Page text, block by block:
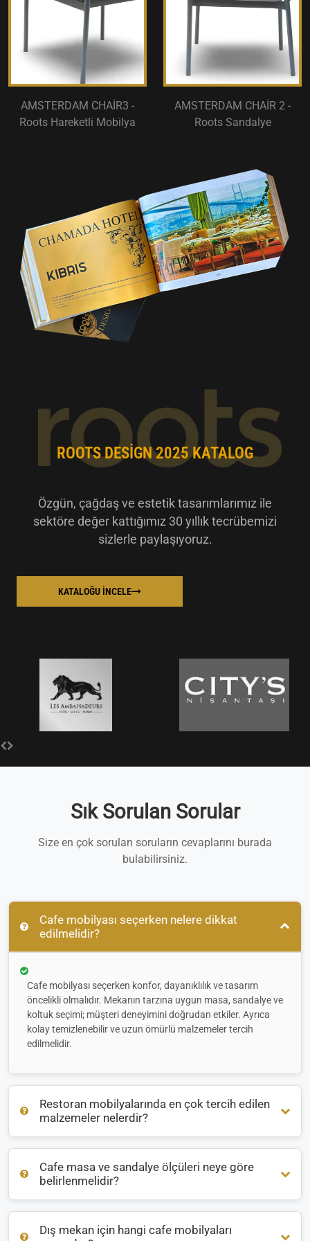
AMSTERDAM CHAİR3 -
Roots Hareketli Mobilya
AMSTERDAM CHAİR 2 -
Roots Sandalye
ROOTS DESIGN 2025 KATALOG
Özgün, çağdaş ve estetik tasarımlarımız ile
sektöre değer kattığımız 30 yıllık tecrübemizi
sizlerle paylaşıyoruz.
KATALOĞU İNCELE
Sık Sorulan Sorular
Size en çok sorulan soruların cevaplarını burada
bulabilirsiniz.
Cafe mobilyası seçerken nelere dikkat
edilmelidir?
Cafe mobilyası seçerken konfor, dayanıklılık ve tasarım
öncelikli olmalıdır. Mekanın tarzına uygun masa, sandalye ve
koltuk seçimi; müşteri deneyimini doğrudan etkiler. Ayrıca
kolay temizlenebilir ve uzun ömürlü malzemeler tercih
edilmelidir.
Restoran mobilyalarında en çok tercih edilen
malzemeler nelerdir?
Restoran mobilyalarında genellikleahşap ,metalverattan
malzemeler öne çıkar. İç mekanlarda sıcak bir atmosfer için
ahşap, dış mekanlarda ise hava koşullarına dayanıklı
alüminyum veya rattan tercih edilir.
Cafe masa ve sandalye ölçüleri neye göre
belirlenmelidir?
Masa ve sandalye ölçüleri, mekanın büyüklüğüne ve oturma
Dış mekan için hangi cafe mobilyaları